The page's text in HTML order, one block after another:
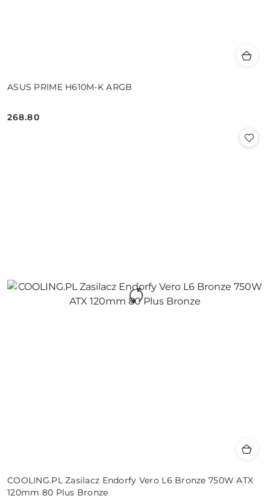
ASUS PRIME H610M-K ARGB
Cena:
268.80
COOLING.PL Zasilacz Endorfy Vero L6 Bronze 750W ATX
120mm 80 Plus Bronze